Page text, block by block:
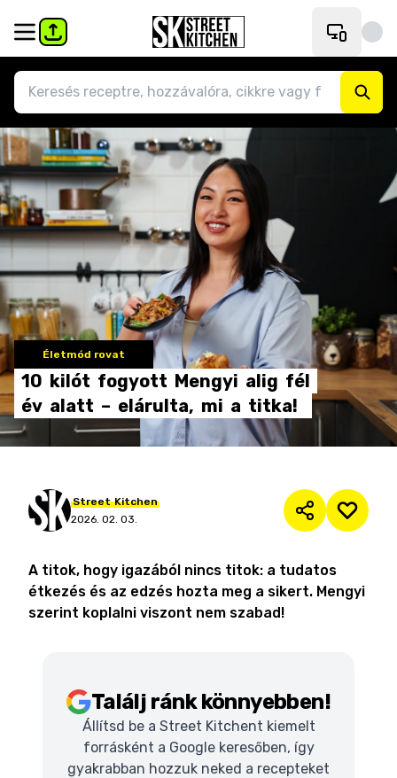
Életmód rovat
10 kilót fogyott Mengyi alig fél
év alatt – elárulta, mi a titka!
Street Kitchen
2026. 02. 03.
A titok, hogy igazából nincs titok: a tudatos
étkezés és az edzés hozta meg a sikert. Mengyi
szerint koplalni viszont nem szabad!
Találj ránk könnyebben!
Állítsd be a Street Kitchent kiemelt
forrásként a Google keresőben, így
gyakrabban hozzuk neked a recepteket